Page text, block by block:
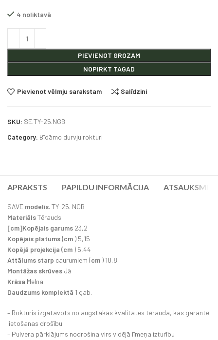
4 noliktavā
PIEVIENOT GROZAM
NOPIRKT TAGAD
Pievienot vēlmju sarakstam Salīdzini
SKU: SE.TY-25.NGB
Category: Bīdāmo durvju rokturi
APRAKSTS PAPILDU INFORMĀCIJA ATSAUKSMES
SAVE modelis. TY-25. NGB
MateriālsTērauds
[cm]Kopējais garums 23,2
Kopējais platums (cm ) 5,15
Kopējā projekcija (cm ) 5,44
Attālums starp caurumiem (cm ) 18,8
Montāžas skrūves Jā
Krāsa Melna
Daudzums komplektā 1 gab.
– Rokturis izgatavots no augstākās kvalitātes tērauda, kas garantē
lietošanas drošību
– Pulvera pārklājums nodrošina virs vidējā līmeņa izturību